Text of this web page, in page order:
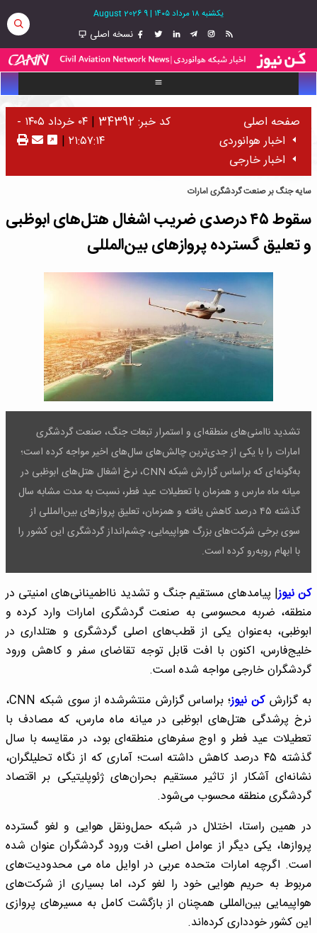
یکشنبه ۱۸ مرداد ۱۴۰۵ |
9 August 2026
نسخه اصلی
صفحه اصلی
اخبار هوانوردی
اخبار خارجی
کد خبر: 34392 |
۰۴ خرداد ۱۴۰۵ -
۲۱:۵۷:۱۴ |
سایه جنگ بر صنعت گردشگری امارات
سقوط ۴۵ درصدی ضریب اشغال هتل‌های ابوظبی
و تعلیق گسترده پروازهای بین‌المللی
تشدید ناامنی‌های منطقه‌ای و استمرار تبعات جنگ، صنعت گردشگری
امارات را با یکی از جدی‌ترین چالش‌های سال‌های اخیر مواجه کرده است؛
به‌گونه‌ای که براساس گزارش شبکه CNN، نرخ اشغال هتل‌های ابوظبی در
میانه ماه مارس و همزمان با تعطیلات عید فطر، نسبت به مدت مشابه سال
گذشته ۴۵ درصد کاهش یافته و همزمان، تعلیق پروازهای بین‌المللی از
سوی برخی شرکت‌های بزرگ هواپیمایی، چشم‌انداز گردشگری این کشور را
با ابهام روبه‌رو کرده است.
کن نیوز| پیامدهای مستقیم جنگ و تشدید نااطمینانی‌های امنیتی در
منطقه، ضربه محسوسی به صنعت گردشگری امارات وارد کرده و
ابوظبی، به‌عنوان یکی از قطب‌های اصلی گردشگری و هتلداری در
خلیج‌فارس، اکنون با افت قابل توجه تقاضای سفر و کاهش ورود
گردشگران خارجی مواجه شده است.
به گزارشکن نیوز
؛ براساس گزارش منتشرشده از سوی شبکه CNN،
نرخ پرشدگی هتل‌های ابوظبی در میانه ماه مارس، که مصادف با
تعطیلات عید فطر و اوج سفرهای منطقه‌ای بود، در مقایسه با سال
گذشته ۴۵ درصد کاهش داشته است؛ آماری که از نگاه تحلیلگران،
نشانه‌ای آشکار از تاثیر مستقیم بحران‌های ژئوپلیتیکی بر اقتصاد
گردشگری منطقه محسوب می‌شود.
در همین راستا، اختلال در شبکه حمل‌ونقل هوایی و لغو گسترده
پروازها، یکی دیگر از عوامل اصلی افت ورود گردشگران عنوان شده
است. اگرچه امارات متحده عربی در اوایل ماه می محدودیت‌های
مربوط به حریم هوایی خود را لغو کرد، اما بسیاری از شرکت‌های
هواپیمایی بین‌المللی همچنان از بازگشت کامل به مسیرهای پروازی
این کشور خودداری کرده‌اند.